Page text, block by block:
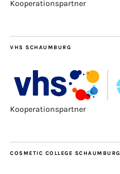
Kooperationspartner
VHS SCHAUMBURG
Kooperationspartner
COSMETIC COLLEGE SCHAUMBURG